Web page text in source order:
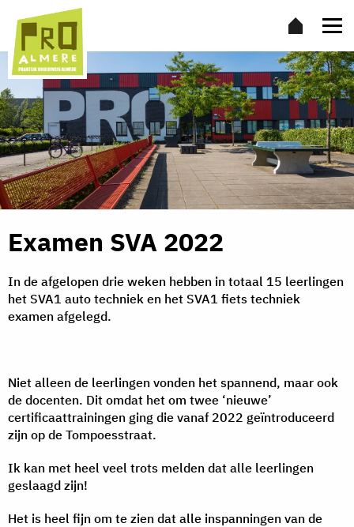
Examen SVA 2022
In de afgelopen drie weken hebben in totaal 15 leerlingen
het SVA1 auto techniek en het SVA1 fiets techniek
examen afgelegd.
Niet alleen de leerlingen vonden het spannend, maar ook
de docenten. Dit omdat het om twee ‘nieuwe’
certificaattrainingen ging die vanaf 2022 geïntroduceerd
zijn op de Tompoesstraat.
Ik kan met heel veel trots melden dat alle leerlingen
geslaagd zijn!
Het is heel fijn om te zien dat alle inspanningen van de